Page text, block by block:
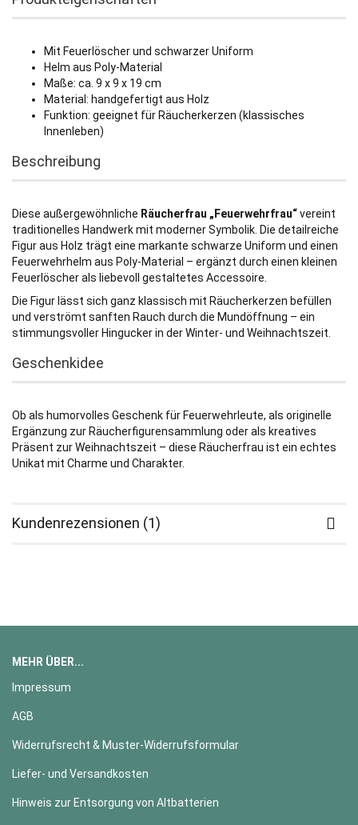
Mit Feuerlöscher und schwarzer Uniform
Helm aus Poly-Material
Maße: ca. 9 x 9 x 19 cm
Material: handgefertigt aus Holz
Funktion: geeignet für Räucherkerzen (klassisches
Innenleben)
Beschreibung
Diese außergewöhnliche Räucherfrau „Feuerwehrfrau“vereint
traditionelles Handwerk mit moderner Symbolik. Die detailreiche
Figur aus Holz trägt eine markante schwarze Uniform und einen
Feuerwehrhelm aus Poly-Material – ergänzt durch einen kleinen
Feuerlöscher als liebevoll gestaltetes Accessoire.
Die Figur lässt sich ganz klassisch mit Räucherkerzen befüllen
und verströmt sanften Rauch durch die Mundöffnung – ein
stimmungsvoller Hingucker in der Winter- und Weihnachtszeit.
Geschenkidee
Ob als humorvolles Geschenk für Feuerwehrleute, als originelle
Ergänzung zur Räucherfigurensammlung oder als kreatives
Präsent zur Weihnachtszeit – diese Räucherfrau ist ein echtes
Unikat mit Charme und Charakter.
Kundenrezensionen (1)
MEHR ÜBER...
Impressum
AGB
Widerrufsrecht & Muster-Widerrufsformular
Liefer- und Versandkosten
Hinweis zur Entsorgung von Altbatterien